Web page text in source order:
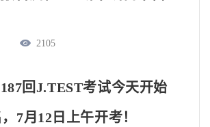
2105
回J.TEST考试今天开始
7月12日上午开考！